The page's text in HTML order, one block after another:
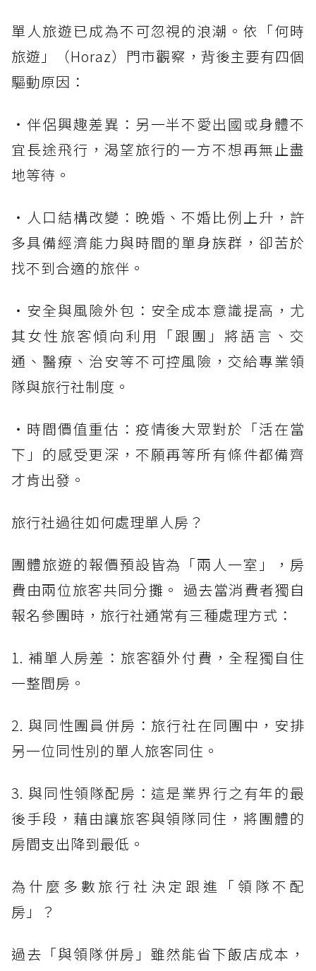
單人旅遊已成為不可忽視的浪潮。依「何時
旅遊」（Horaz）門市觀察，背後主要有四個
驅動原因：
・伴侶興趣差異：另一半不愛出國或身體不
宜長途飛行，渴望旅行的一方不想再無止盡
地等待。
・人口結構改變：晚婚、不婚比例上升，許
多具備經濟能力與時間的單身族群，卻苦於
找不到合適的旅伴。
・安全與風險外包：安全成本意識提高，尤
其女性旅客傾向利用「跟團」將語言、交
通、醫療、治安等不可控風險，交給專業領
隊與旅行社制度。
・時間價值重估：疫情後大眾對於「活在當
下」的感受更深，不願再等所有條件都備齊
才肯出發。
旅行社過往如何處理單人房？
團體旅遊的報價預設皆為「兩人一室」，房
費由兩位旅客共同分攤。 過去當消費者獨自
報名參團時，旅行社通常有三種處理方式：
1. 補單人房差：旅客額外付費，全程獨自住
一整間房。
2. 與同性團員併房：旅行社在同團中，安排
另一位同性別的單人旅客同住。
3. 與同性領隊配房：這是業界行之有年的最
後手段，藉由讓旅客與領隊同住，將團體的
房間支出降到最低。
為什麼多數旅行社決定跟進「領隊不配
房」？
過去「與領隊併房」雖然能省下飯店成本，